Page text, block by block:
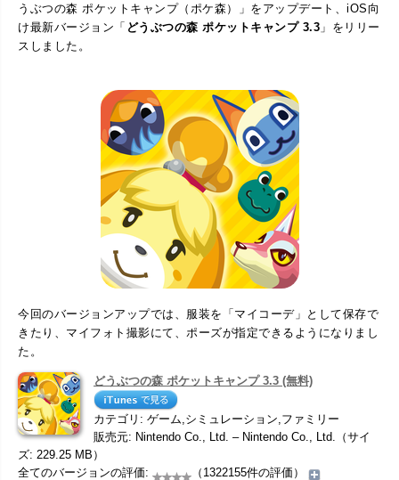
うぶつの森 ポケットキャンプ（ポケ森）」をアップデート、iOS向
け最新バージョン「 どうぶつの森 ポケットキャンプ 3.3 」をリリー
スしました。
今回のバージョンアップでは、服装を「マイコーデ」として保存で
きたり、マイフォト撮影にて、ポーズが指定できるようになりまし
た。
どうぶつの森 ポケットキャンプ 3.3 (無料)
カテゴリ: ゲーム,シミュレーション,ファミリー
販売元: Nintendo Co., Ltd. – Nintendo Co., Ltd.（サイ
ズ: 229.25 MB）
全てのバージョンの評価:
（1322155件の評価）